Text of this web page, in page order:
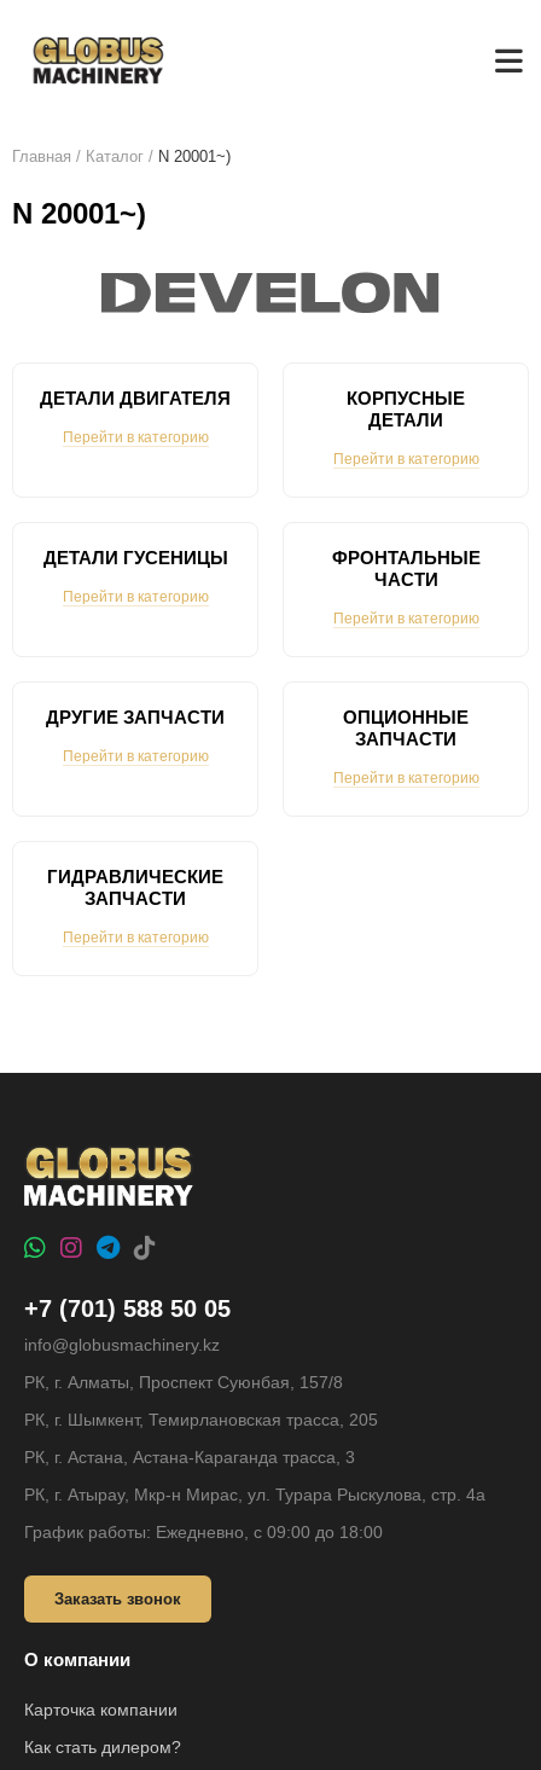
Главная / Каталог / N 20001~)
N 20001~)
ДЕТАЛИ ДВИГАТЕЛЯ
Перейти в категорию
КОРПУСНЫЕ
ДЕТАЛИ
Перейти в категорию
ДЕТАЛИ ГУСЕНИЦЫ
Перейти в категорию
ФРОНТАЛЬНЫЕ
ЧАСТИ
Перейти в категорию
ДРУГИЕ ЗАПЧАСТИ
Перейти в категорию
ОПЦИОННЫЕ
ЗАПЧАСТИ
Перейти в категорию
ГИДРАВЛИЧЕСКИЕ
ЗАПЧАСТИ
Перейти в категорию
+7 (701) 588 50 05
info@globusmachinery.kz
РК, г. Алматы, Проспект Суюнбая, 157/8
РК, г. Шымкент, Темирлановская трасса, 205
РК, г. Астана, Астана-Караганда трасса, 3
РК, г. Атырау, Мкр-н Мирас, ул. Турара Рыскулова, стр. 4а
График работы: Ежедневно, с 09:00 до 18:00
Заказать звонок
О компании
Карточка компании
Как стать дилером?